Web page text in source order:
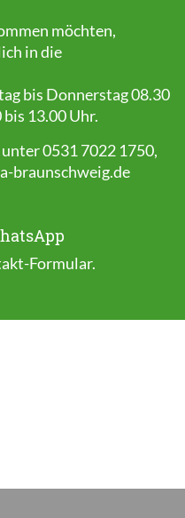
möchten,
in die
bis Donnerstag 08.30
13.00 Uhr.
0531 7022 1750,
braunschweig.de
Formular.